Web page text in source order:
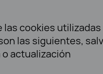
las cookies utilizadas
las siguientes,
actualización